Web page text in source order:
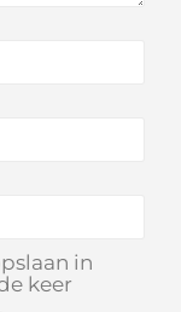
in
keer